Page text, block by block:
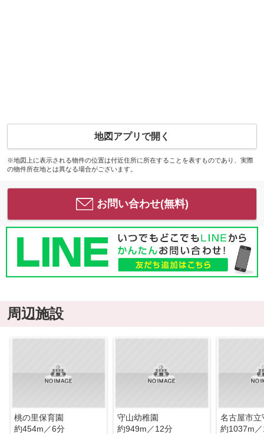
地図アプリで開く
※地図上に表示される物件の位置は付近住所に所在することを表すものであり、実際
の物件所在地とは異なる場合がございます。
お問い合わせ(無料)
周辺施設
桃の里保育園
約454m／6分
守山幼稚園
約949m／12分
名古屋市立
約1037m